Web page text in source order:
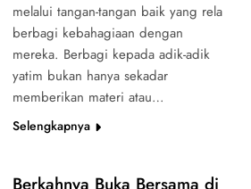
melalui tangan-tangan baik yang rela
berbagi kebahagiaan dengan
mereka. Berbagi kepada adik-adik
yatim bukan hanya sekadar
memberikan materi atau…
Selengkapnya
Berkahnya Buka Bersama di